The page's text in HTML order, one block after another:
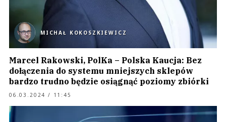
MICHAŁ KOKOSZKIEWICZ
Marcel Rakowski, PolKa – Polska Kaucja: Bez
dołączenia do systemu mniejszych sklepów
bardzo trudno będzie osiągnąć poziomy zbiórki
06.03.2024 / 11:45